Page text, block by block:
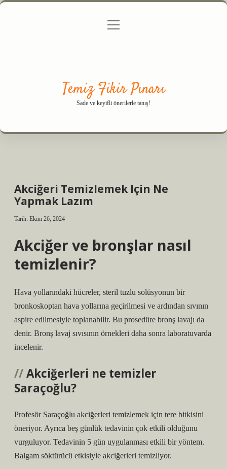
Gizlilik Politikası
menüyü
Temiz Fikir Pınarı
Sade ve keyifli önerilerle tanış!
Akciğeri Temizlemek Için Ne
Yapmak Lazım
Tarih: Ekim 26, 2024
Akciğer ve bronşlar nasıl
temizlenir?
Hava yollarındaki hücreler, steril tuzlu solüsyonun bir
bronkoskoptan hava yollarına geçirilmesi ve ardından sıvının
aspire edilmesiyle toplanabilir. Bu prosedüre bronş lavajı da
denir. Bronş lavaj sıvısının örnekleri daha sonra laboratuvarda
incelenir.
Akciğerleri ne temizler
Saraçoğlu?
Profesör Saraçoğlu akciğerleri temizlemek için tere bitkisini
öneriyor. Ayrıca beş günlük tedavinin çok etkili olduğunu
vurguluyor. Tedavinin 5 gün uygulanması etkili bir yöntem.
Balgam söktürücü etkisiyle akciğerleri temizliyor.